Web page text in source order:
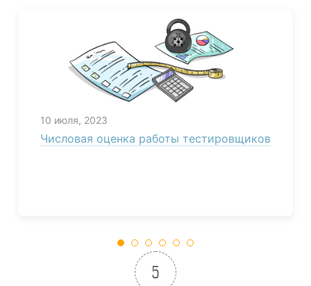
10 июля, 2023
Числовая оценка работы тестировщиков
5